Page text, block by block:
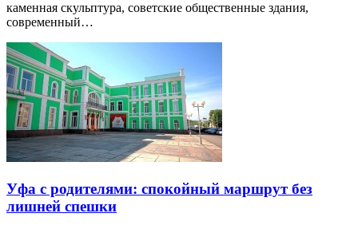
каменная скульптура, советские общественные здания,
современный…
Уфа с родителями: спокойный маршрут без
лишней спешки